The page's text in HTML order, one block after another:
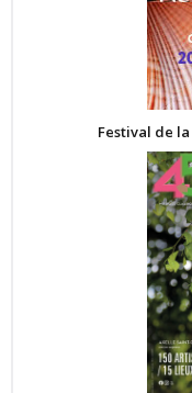
Festival de